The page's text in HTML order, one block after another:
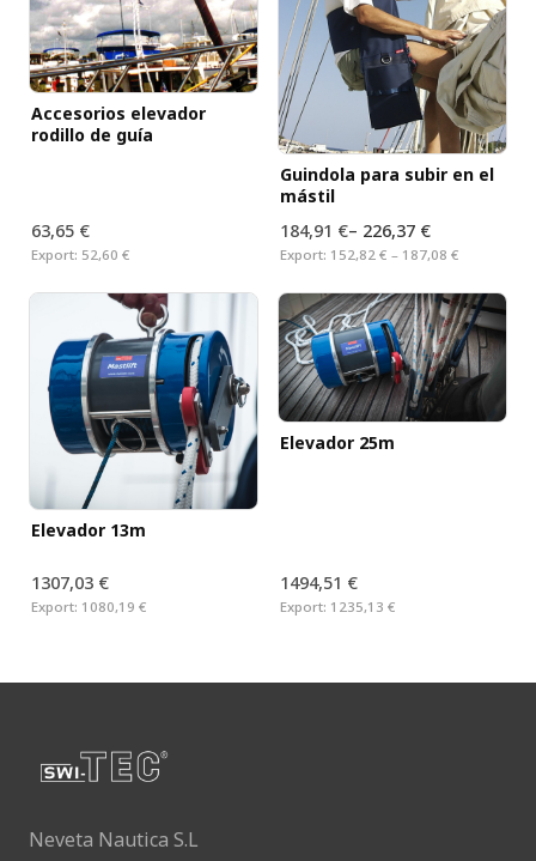
Accesorios elevador
rodillo de guía
63,65 €
Export: 52,60 €
Guindola para subir en el
mástil
184,91 €– 226,37 €
Export: 152,82 € – 187,08 €
Elevador 13m
1307,03 €
Export: 1080,19 €
Elevador 25m
1494,51 €
Export: 1235,13 €
Neveta Nautica S.L